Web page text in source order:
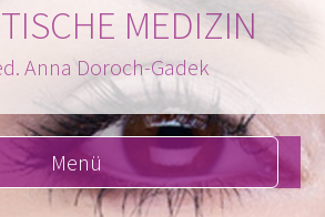
MEDIZIN
Anna Doroch-Gadek
Menü